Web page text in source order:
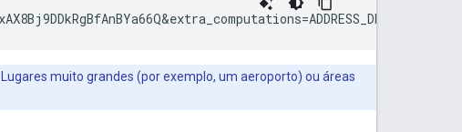
muito grandes (por exemplo, um aeroporto) ou áreas